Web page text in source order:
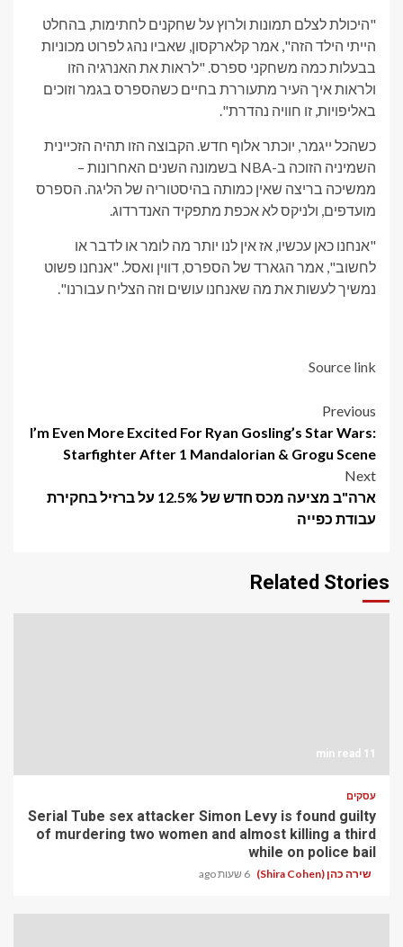
"היכולת לצלם תמונות ולרוץ על שחקנים לחתימות, בהחלט
הייתי הילד הזה", אמר קלארקסון, שאביו נהג לפרוט מכוניות
בבעלות כמה משחקני ספרס. "לראות את האנרגיה הזו
ולראות איך העיר מתעוררת בחיים כשהספרס בגמר וזוכים
באליפויות, זו חוויה נהדרת".
כשהכל ייגמר, יוכתר אלוף חדש. הקבוצה הזו תהיה הזכיינית
השמיניה הזוכה ב-NBA בשמונה השנים האחרונות –
ממשיכה בריצה שאין כמותה בהיסטוריה של הליגה. הספרס
מועדפים, ולניקס לא אכפת מתפקיד האנדרדוג.
"אנחנו כאן עכשיו, אז אין לנו יותר מה לומר או לדבר או
לחשוב", אמר הגארד של הספרס, דווין ואסל. "אנחנו פשוט
נמשיך לעשות את מה שאנחנו עושים וזה הצליח עבורנו".
Source link
Post
navigation
Previous
I’m Even More Excited For Ryan Gosling’s Star Wars:
Starfighter After 1 Mandalorian & Grogu Scene
Next
ארה"ב מציעה מכס חדש של 12.5% ​​על ברזיל בחקירת
עבודת כפייה
Related Stories
11 min read
עסקים
Serial Tube sex attacker Simon Levy is found guilty
of murdering two women and almost killing a third
while on police bail
שירה כהן (Shira Cohen) 6 שעות ago